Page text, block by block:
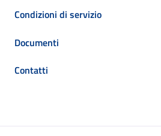
Condizioni di servizio
Documenti
Contatti